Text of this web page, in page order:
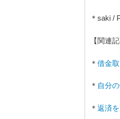
＊saki /
【関連記
＊ 借金
＊ 自分
＊ 返済